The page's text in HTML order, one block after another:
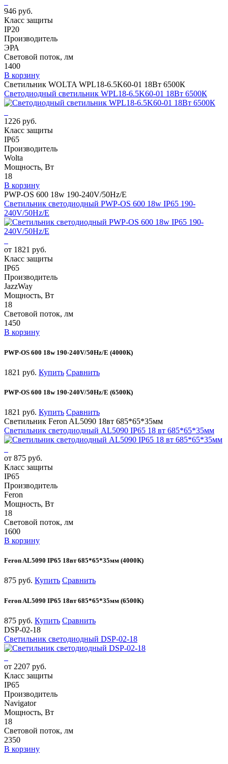
946 руб.
Класс защиты
IP20
Производитель
ЭРА
Световой поток, лм
1400
В корзину
Светильник WOLTA WPL18-6.5K60-01 18Вт 6500К
Светодиодный светильник WPL18-6.5K60-01 18Вт 6500К
1226 руб.
Класс защиты
IP65
Производитель
Wolta
Мощность, Вт
18
В корзину
PWP-OS 600 18w 190-240V/50Hz/E
Светильник светодиодный PWP-OS 600 18w IP65 190-
240V/50Hz/E
от 1821 руб.
Класс защиты
IP65
Производитель
JazzWay
Мощность, Вт
18
Световой поток, лм
1450
В корзину
PWP-OS 600 18w 190-240V/50Hz/E (4000К)
1821 руб. Купить Сравнить
PWP-OS 600 18w 190-240V/50Hz/E (6500К)
1821 руб. Купить Сравнить
Светильник Feron AL5090 18вт 685*65*35мм
Светильник светодиодный AL5090 IP65 18 вт 685*65*35мм
от 875 руб.
Класс защиты
IP65
Производитель
Feron
Мощность, Вт
18
Световой поток, лм
1600
В корзину
Feron AL5090 IP65 18вт 685*65*35мм (4000К)
875 руб. Купить Сравнить
Feron AL5090 IP65 18вт 685*65*35мм (6500К)
875 руб. Купить Сравнить
DSP-02-18
Светильник светодиодный DSP-02-18
от 2207 руб.
Класс защиты
IP65
Производитель
Navigator
Мощность, Вт
18
Световой поток, лм
2350
В корзину